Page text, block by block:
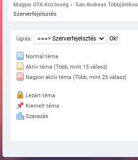
Magyar GTA Közösség » San Andreas Többjátékos
Szerverfejelsztés
Ugrás:
Normál téma
Aktív téma (Több, mint 15 válasz)
Nagyon aktív téma (Több, mint 25 válasz)
Lezárt téma
Kiemelt téma
Szavazás